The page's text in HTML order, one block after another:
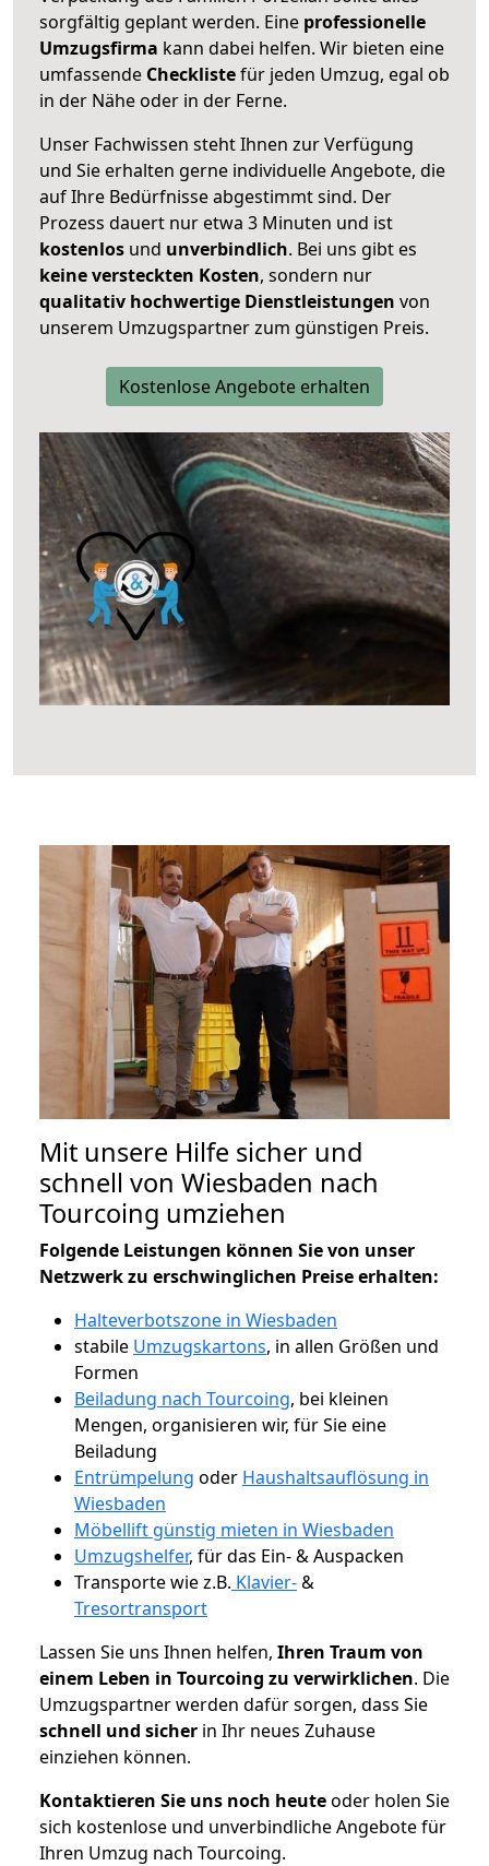
sorgfältig geplant werden. Eine professionelle
Umzugsfirma kann dabei helfen. Wir bieten eine
umfassende Checklistefür jeden Umzug, egal ob
in der Nähe oder in der Ferne.
Unser Fachwissen steht Ihnen zur Verfügung
und Sie erhalten gerne individuelle Angebote, die
auf Ihre Bedürfnisse abgestimmt sind. Der
Prozess dauert nur etwa 3 Minuten und ist
kostenlos und unverbindlich. Bei uns gibt es
keine versteckten Kosten, sondern nur
qualitativ hochwertige Dienstleistungen von
unserem Umzugspartner zum günstigen Preis.
Kostenlose Angebote erhalten
Mit unsere Hilfe sicher und
schnell von Wiesbaden nach
Tourcoing umziehen
Folgende Leistungen können Sie von unser
Netzwerk zu erschwinglichen Preise erhalten:
Halteverbotszone in Wiesbaden
stabile Umzugskartons, in allen Größen und
Formen
Beiladung nach Tourcoing, bei kleinen
Mengen, organisieren wir, für Sie eine
Beiladung
Entrümpelung oder Haushaltsauflösung in
Wiesbaden
Möbellift günstig mieten in Wiesbaden
Umzugshelfer, für das Ein- & Auspacken
Transporte wie z.B. Klavier-&
Tresortransport
Lassen Sie uns Ihnen helfen, Ihren Traum von
einem Leben in Tourcoing zu verwirklichen. Die
Umzugspartner werden dafür sorgen, dass Sie
schnell und sicher in Ihr neues Zuhause
einziehen können.
Kontaktieren Sie uns noch heuteoder holen Sie
sich kostenlose und unverbindliche Angebote für
Ihren Umzug nach Tourcoing.